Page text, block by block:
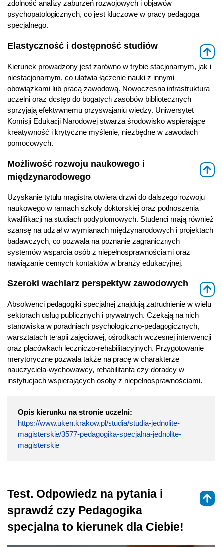
zdolność analizy zaburzeń rozwojowych i objawów
psychopatologicznych, co jest kluczowe w pracy pedagoga
specjalnego.
Elastyczność i dostępność studiów
Kierunek prowadzony jest zarówno w trybie stacjonarnym, jak i
niestacjonarnym, co ułatwia łączenie nauki z innymi
obowiązkami lub pracą zawodową. Nowoczesna infrastruktura
uczelni oraz dostęp do bogatych zasobów bibliotecznych
sprzyjają efektywnemu przyswajaniu wiedzy. Uniwersytet
Komisji Edukacji Narodowej stwarza środowisko wspierające
kreatywność i krytyczne myślenie, niezbędne w zawodach
pomocowych.
Możliwość rozwoju naukowego i
międzynarodowego
Uzyskanie tytułu magistra otwiera drzwi do dalszego rozwoju
naukowego w ramach szkoły doktorskiej oraz podnoszenia
kwalifikacji na studiach podyplomowych. Studenci mają również
szansę na udział w wymianach międzynarodowych i projektach
badawczych, co pozwala na poznanie zagranicznych
systemów wsparcia osób z niepełnosprawnościami oraz
nawiązanie cennych kontaktów w branży edukacyjnej.
Szeroki wachlarz perspektyw zawodowych
Absolwenci pedagogiki specjalnej znajdują zatrudnienie w wielu
sektorach usług publicznych i prywatnych. Czekają na nich
stanowiska w poradniach psychologiczno-pedagogicznych,
warsztatach terapii zajęciowej, ośrodkach wczesnej interwencji
oraz placówkach leczniczo-rehabilitacyjnych. Przygotowanie
merytoryczne pozwala także na pracę w charakterze
nauczyciela-wychowawcy, rehabilitanta czy doradcy w
instytucjach wspierających osoby z niepełnosprawnościami.
Opis kierunku na stronie uczelni:
https://www.uken.krakow.pl/studia/studia-jednolite-
magisterskie/3577-pedagogika-specjalna-jednolite-
magisterskie
Test. Odpowiedz na pytania i
sprawdź czy Pedagogika
specjalna to kierunek dla Ciebie!